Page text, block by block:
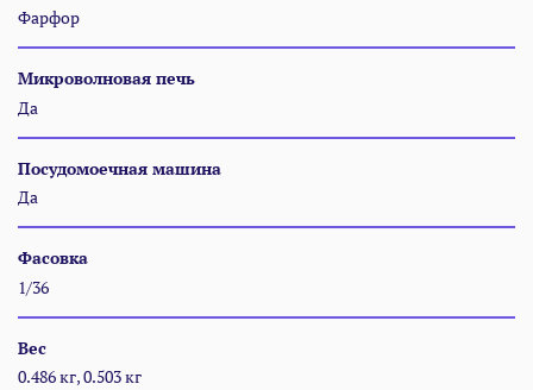
Фарфор
Микроволновая печь
Да
Посудомоечная машина
Да
Фасовка
1/36
Вес
0.486 кг, 0.503 кг